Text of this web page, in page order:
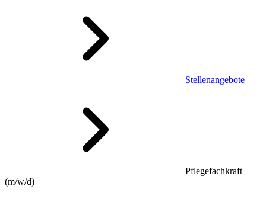
Stellenangebote
Pflegefachkraft
(m/w/d)